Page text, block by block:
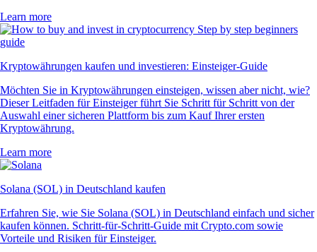
Learn more
Kryptowährungen kaufen und investieren: Einsteiger-Guide
Möchten Sie in Kryptowährungen einsteigen, wissen aber nicht, wie?
Dieser Leitfaden für Einsteiger führt Sie Schritt für Schritt von der
Auswahl einer sicheren Plattform bis zum Kauf Ihrer ersten
Kryptowährung.
Learn more
Solana (SOL) in Deutschland kaufen
Erfahren Sie, wie Sie Solana (SOL) in Deutschland einfach und sicher
kaufen können. Schritt-für-Schritt-Guide mit Crypto.com sowie
Vorteile und Risiken für Einsteiger.